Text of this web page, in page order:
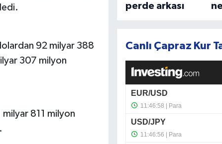
92 milyar 388
307 milyon
811 milyon
perde arkası
Canlı Çapraz Kur